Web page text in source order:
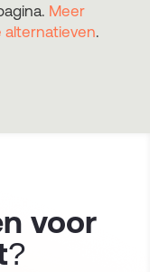
Meer
alternatieven.
voor